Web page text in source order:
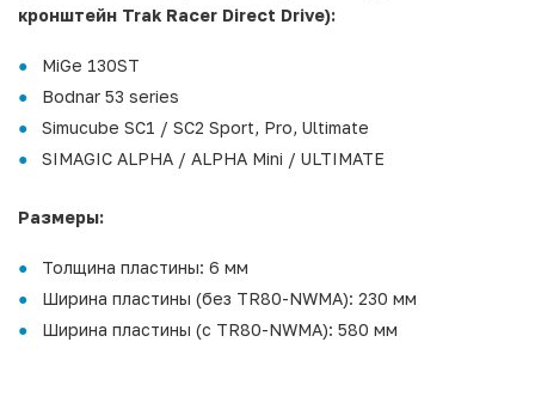
кронштейн Trak Racer Direct Drive):
MiGe 130ST
Bodnar 53 series
Simucube SC1 / SC2 Sport, Pro, Ultimate
SIMAGIC ALPHA / ALPHA Mini / ULTIMATE
Размеры:
Толщина пластины: 6 мм
Ширина пластины (без TR80-NWMA): 230 мм
Ширина пластины (с TR80-NWMA): 580 мм